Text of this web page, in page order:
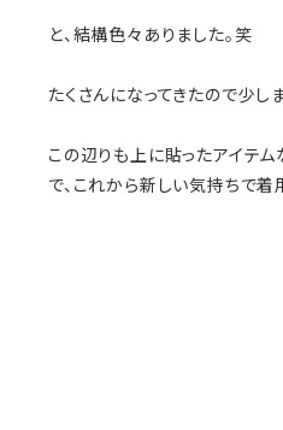
と、結構色々ありました。笑
たくさんになってきたので少し
この辺りも上に貼ったアイテ
で、これから新しい気持ちで着